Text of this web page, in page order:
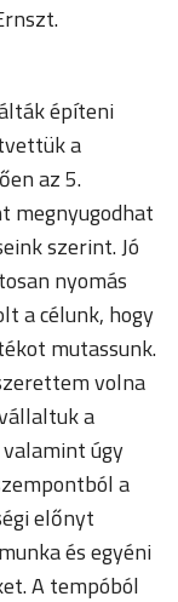
építeni
a
az 5.
megnyugodhat
szerint. Jó
nyomás
a célunk, hogy
mutassunk.
volna
a
úgy
a
előnyt
és egyéni
A tempóból